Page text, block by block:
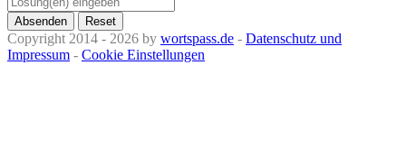
Absenden Reset
Copyright 2014 - 2026 by wortspass.de - Datenschutz und
Impressum - Cookie Einstellungen